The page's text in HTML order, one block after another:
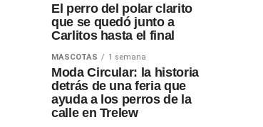
El perro del polar clarito
que se quedó junto a
Carlitos hasta el final
MASCOTAS 1 semana
Moda Circular: la historia
detrás de una feria que
ayuda a los perros de la
calle en Trelew